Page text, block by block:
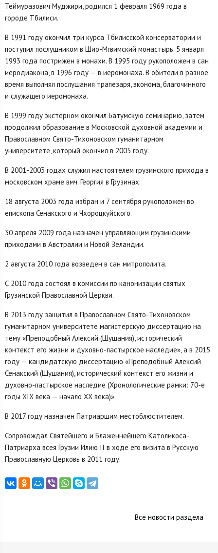
Теймуразович Муджири, родился 1 февраля 1969 года в
городе Тбилиси.
В 1991 году окончил три курса Тбилисской консерватории и
поступил послушником в Шио-Мгвимский монастырь. 5 января
1993 года пострижен в монахи. В 1995 году рукоположен в сан
иеродиакона, в 1996 году — в иеромонаха. В обители в разное
время выполнял послушания трапезаря, эконома, благочинного
и служащего иеромонаха.
В 1999 году экстерном окончил Батумскую семинарию, затем
продолжил образование в Московской духовной академии и
Православном Свято-Тихоновском гуманитарном
университете, который окончил в 2005 году.
В 2001-2003 годах служил настоятелем грузинского прихода в
московском храме вмч. Георгия в Грузинах.
18 августа 2003 года избран и 7 сентября рукоположен во
епископа Сенакского и Чхороцкуйского.
30 апреля 2009 года назначен управляющим грузинскими
приходами в Австралии и Новой Зеландии.
2 августа 2010 года возведен в сан митрополита.
С 2010 года состоял в комиссии по канонизации святых
Грузинской Православной Церкви.
В 2013 году защитил в Православном Свято-Тихоновском
гуманитарном университете магистерскую диссертацию на
тему «Преподобный Алексий (Шушания), исторический
контекст его жизни и духовно-пастырское наследие», а в 2015
году — кандидатскую диссертацию «Преподобный Алексий
Сенакский (Шушания), исторический контекст его жизни и
духовно-пастырское наследие (Хронологические рамки: 70-е
годы XIX века — начало XX века)».
В 2017 году назначен Патриаршим местоблюстителем.
Сопровождал Святейшего и Блаженнейшего Католикоса-
Патриарха всея Грузии Илию II в ходе его визита в Русскую
Православную Церковь в 2011 году.
Все новости раздела